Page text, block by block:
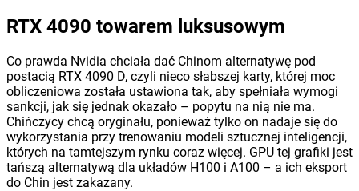
RTX 4090 towarem luksusowym
Co prawda Nvidia chciała dać Chinom alternatywę pod
postacią RTX 4090 D, czyli nieco słabszej karty, której moc
obliczeniowa została ustawiona tak, aby spełniała wymogi
sankcji, jak się jednak okazało – popytu na nią nie ma.
Chińczycy chcą oryginału, ponieważ tylko on nadaje się do
wykorzystania przy trenowaniu modeli sztucznej inteligencji,
których na tamtejszym rynku coraz więcej. GPU tej grafiki jest
tańszą alternatywą dla układów H100 i A100 – a ich eksport
do Chin jest zakazany.